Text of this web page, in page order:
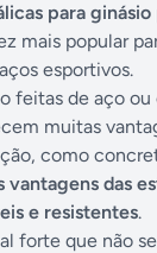
para
mais popular
esportivos.
feitas de aço
muitas
como
vantagens das
e resistentes.
forte que não